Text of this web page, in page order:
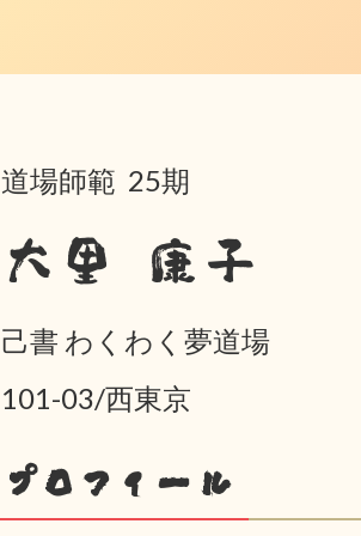
道場師範 25期
大里 康子
己書 わくわく夢道場
101-03/西東京
プロフィール